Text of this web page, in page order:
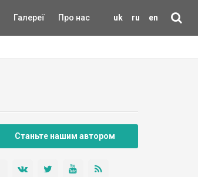
uk ru en
Галереї Про нас
Станьте нашим автором